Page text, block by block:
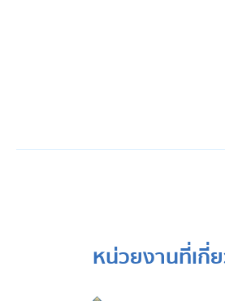
หน่วยงานที่เกี่